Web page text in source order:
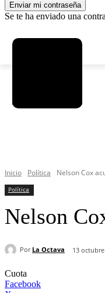
Se te ha enviado una
Inicio Política Nelson Cox
Política
Nelson
Por La Octava 13
Cuota
Facebook